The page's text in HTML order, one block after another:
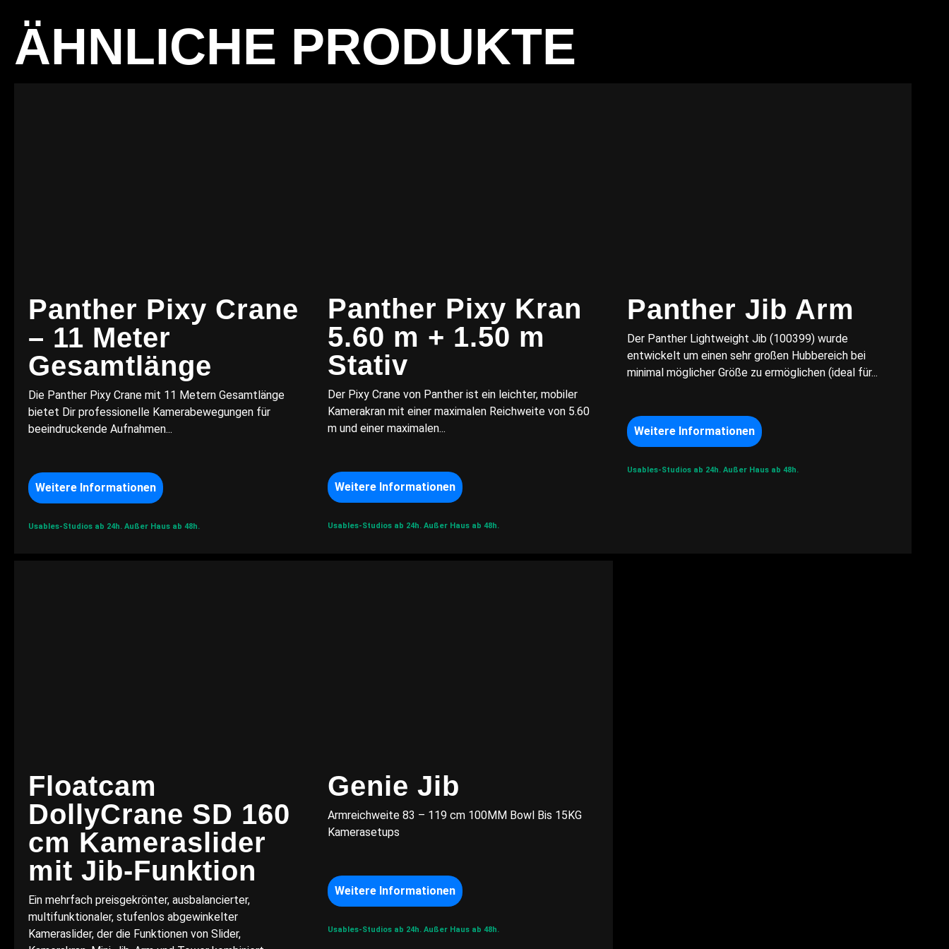
ÄHNLICHE PRODUKTE
Panther Pixy Crane
– 11 Meter
Gesamtlänge
Die Panther Pixy Crane mit 11 Metern Gesamtlänge
bietet Dir professionelle Kamerabewegungen für
beeindruckende Aufnahmen...
Weitere Informationen
Usables-Studios ab 24h. Außer Haus ab 48h.
Panther Pixy Kran
5.60 m + 1.50 m
Stativ
Der Pixy Crane von Panther ist ein leichter, mobiler
Kamerakran mit einer maximalen Reichweite von 5.60
m und einer maximalen...
Weitere Informationen
Usables-Studios ab 24h. Außer Haus ab 48h.
Panther Jib Arm
Der Panther Lightweight Jib (100399) wurde
entwickelt um einen sehr großen Hubbereich bei
minimal möglicher Größe zu ermöglichen (ideal für...
Weitere Informationen
Usables-Studios ab 24h. Außer Haus ab 48h.
Floatcam
DollyCrane SD 160
cm Kameraslider
mit Jib-Funktion
Ein mehrfach preisgekrönter, ausbalancierter,
multifunktionaler, stufenlos abgewinkelter
Kameraslider, der die Funktionen von Slider,
Genie Jib
Armreichweite 83 – 119 cm 100MM Bowl Bis 15KG
Kamerasetups
Weitere Informationen
Usables-Studios ab 24h. Außer Haus ab 48h.